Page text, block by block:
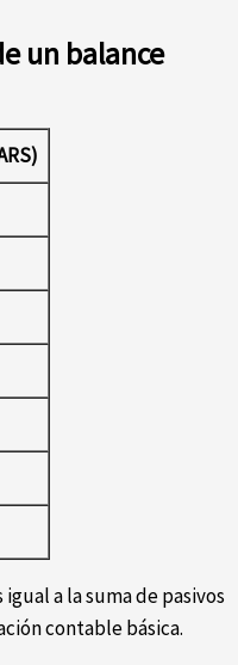
un balance
a la suma de pasivos
contable básica.